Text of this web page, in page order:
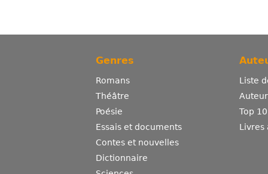
Genres
Romans
Théâtre
Poésie
Essais et documents
Contes et nouvelles
Dictionnaire
Liste
Top
Livres